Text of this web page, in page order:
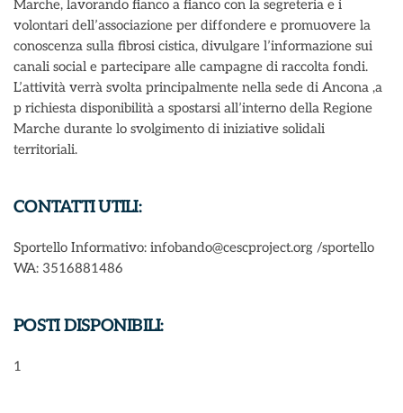
Marche, lavorando fianco a fianco con la segreteria e i
volontari dell’associazione per diffondere e promuovere la
conoscenza sulla fibrosi cistica, divulgare l’informazione sui
canali social e partecipare alle campagne di raccolta fondi.
L’attività verrà svolta principalmente nella sede di Ancona ,a
p richiesta disponibilità a spostarsi all’interno della Regione
Marche durante lo svolgimento di iniziative solidali
territoriali.
CONTATTI UTILI:
Sportello Informativo: infobando@cescproject.org /sportello
WA: 3516881486
POSTI DISPONIBILI:
1